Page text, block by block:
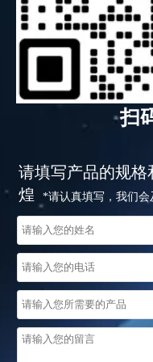
扫
请填写产品的规
煌
*请认真填写，我们会